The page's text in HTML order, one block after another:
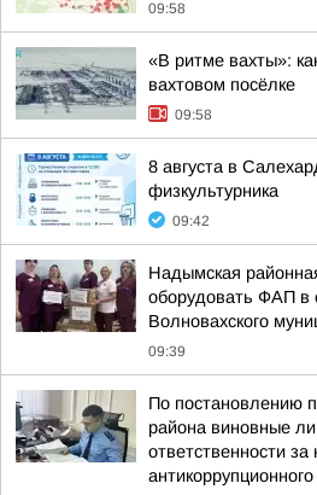
09:58
«В ритме вахты»:
вахтовом посёлке
09:58
8 августа в
физкультурника
09:42
Надымская
оборудовать ФАП в
Волновахского
09:39
По постановлению
района виновные
ответственности